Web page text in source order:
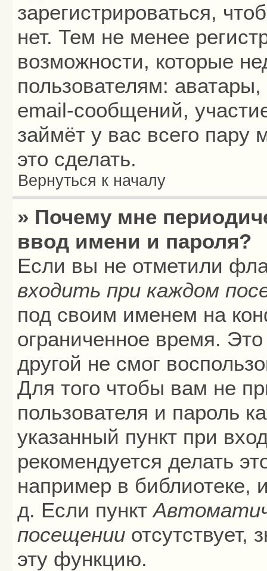
зарегистрироваться,
нет. Тем не менее
возможности, которые
пользователям:
email-сообщений,
займёт у вас всего
это сделать.
Вернуться к началу
» Почему мне
ввод имени и пароля?
Если вы не отметили
входить при каждом
под своим именем на
ограниченное время.
другой не смог
Для того чтобы вам не
пользователя и пароль
указанный пункт при
рекомендуется делать
например в библиотеке,
д. Если пункт
посещении отсутствует,
эту функцию.